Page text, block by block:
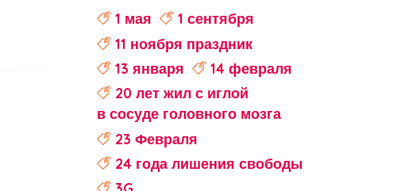
1 мая
1 сентября
11 ноября праздник
13 января
14 февраля
20 лет жил с иглой
в сосуде головного мозга
23 Февраля
24 года лишения свободы